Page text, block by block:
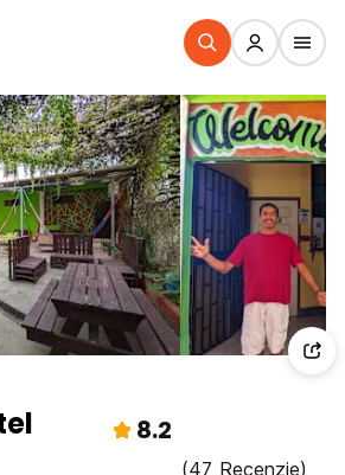
8.2
(47 Recenzje)